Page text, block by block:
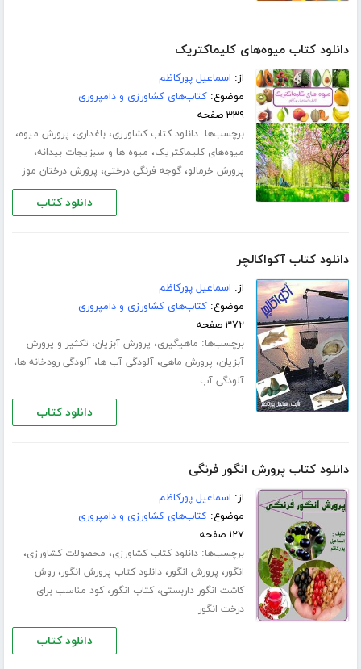
دانلود کتاب میوه‌های کلیماکتریک
از: اسماعیل پورکاظم
موضوع:کتاب‌های کشاورزی و دامپروری
۳۳۹ صفحه
برچسب‌ها:دانلود کتاب کشاورزی،باغداری، پرورش میوه،
میوه‌های کلیماکتریک، میوه ها و سبزیجات بیدانه،
پرورش خرمالو،گوجه فرنگی درختی، پرورش درختان موز
دانلود کتاب
دانلود کتاب آکواکالچر
از: اسماعیل پورکاظم
موضوع:کتاب‌های کشاورزی و دامپروری
۳۷۲ صفحه
برچسب‌ها: ماهیگیری، پرورش آبزیان، تکثیر و پرورش
آبزیان، پرورش ماهی،آلودگی آب ها،آلودگی رودخانه ها،
آلودگی آب
دانلود کتاب
دانلود کتاب پرورش انگور فرنگی
از: اسماعیل پورکاظم
موضوع:کتاب‌های کشاورزی و دامپروری
۱۲۷ صفحه
برچسب‌ها:دانلود کتاب کشاورزی، محصولات کشاورزی،
انگور، پرورش انگور،دانلود کتاب پرورش انگور،روش
کاشت انگور داربستی،کتاب انگور،کود مناسب برای
درخت انگور
دانلود کتاب